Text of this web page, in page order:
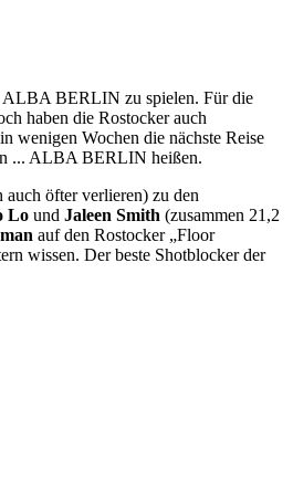
ALBA BERLIN zu spielen. Für die
haben die Rostocker auch
wenigen Wochen die nächste Reise
... ALBA BERLIN heißen.
öfter verlieren) zu den
Lo und Jaleen Smith (zusammen 21,2
auf den Rostocker „Floor
wissen. Der beste Shotblocker der